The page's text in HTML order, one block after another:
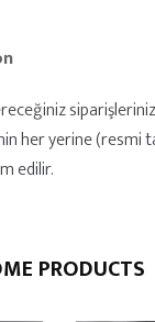
her yerine (resmi
edilir.
PRODUCTS